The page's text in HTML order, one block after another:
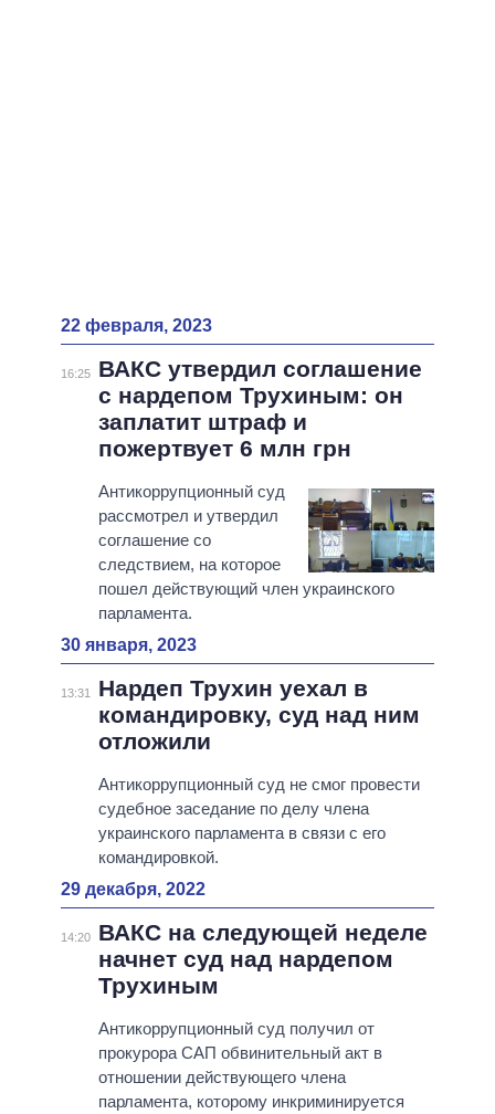
22 февраля, 2023
16:25
ВАКС утвердил соглашение
с нардепом Трухиным: он
заплатит штраф и
пожертвует 6 млн грн
Антикоррупционный суд
рассмотрел и утвердил
соглашение со
следствием, на которое
пошел действующий член украинского
парламента.
30 января, 2023
13:31
Нардеп Трухин уехал в
командировку, суд над ним
отложили
Антикоррупционный суд не смог провести
судебное заседание по делу члена
украинского парламента в связи с его
командировкой.
29 декабря, 2022
14:20
ВАКС на следующей неделе
начнет суд над нардепом
Трухиным
Антикоррупционный суд получил от
прокурора САП обвинительный акт в
отношении действующего члена
парламента, которому инкриминируется